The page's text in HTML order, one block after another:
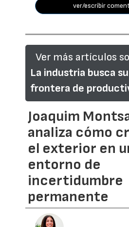
ver/escribir
Ver más artículos
La industria busca
frontera de
Joaquim
analiza cómo
el exterior en
entorno de
incertidumbre
permanente